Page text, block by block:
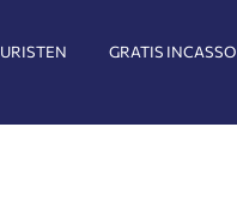
GRATIS INCASSO